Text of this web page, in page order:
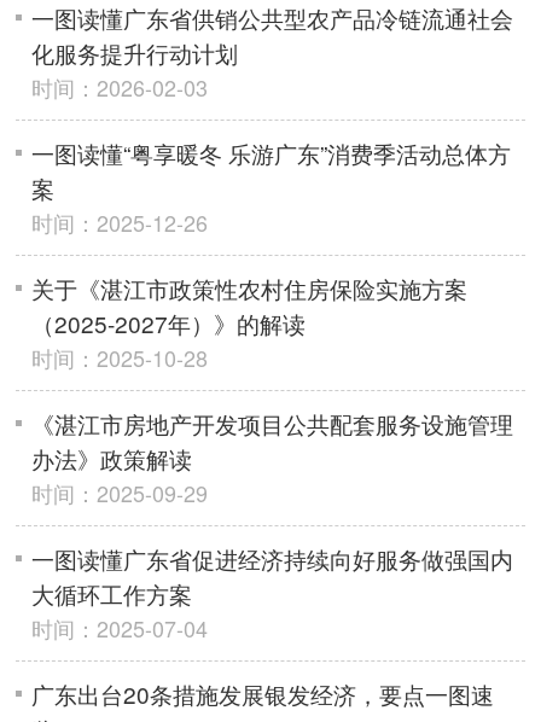
一图读懂广东省供销公共型农产品冷链流通社会
化服务提升行动计划
时间：2026-02-03
一图读懂“粤享暖冬 乐游广东”消费季活动总体方
案
时间：2025-12-26
关于《湛江市政策性农村住房保险实施方案
（2025-2027年）》的解读
时间：2025-10-28
《湛江市房地产开发项目公共配套服务设施管理
办法》政策解读
时间：2025-09-29
一图读懂广东省促进经济持续向好服务做强国内
大循环工作方案
时间：2025-07-04
广东出台20条措施发展银发经济，要点一图速